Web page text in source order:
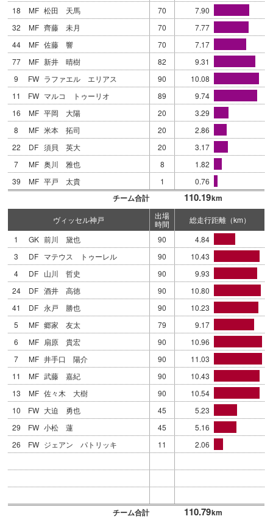
18 MF 松田 天馬 70
7.90
32
MF 齊藤 未月 70
7.77
44
MF 佐藤 響 70
7.17
77
MF 新井 晴樹 82
9.31
9
FW ラファエル エリアス 90
10.08
11
FW マルコ トゥーリオ 89
9.74
16
MF 平岡 大陽 20
3.29
8
MF 米本 拓司 20
2.86
22
DF 須貝 英大 20
3.17
7
MF 奥川 雅也 8
1.82
39
MF 平戸 太貴 1 0.76
チーム合計 110.19km
ヴィッセル神戸
出場
時間
総走行距離（km）
1
GK 前川 黛也 90
4.84
3
DF マテウス トゥーレル 90
10.43
4
DF 山川 哲史 90
9.93
24
DF 酒井 高徳 90
10.80
41
DF 永戸 勝也 90
10.23
5
MF 郷家 友太 79
9.17
6
MF 扇原 貴宏 90
10.96
7
MF 井手口 陽介 90
11.03
11
MF 武藤 嘉紀 90
10.43
13
MF 佐々木 大樹 90
10.54
10
FW 大迫 勇也 45
5.23
29
FW 小松 蓮 45
5.16
26
FW ジェアン パトリッキ 11 2.06
チーム合計 110.79km